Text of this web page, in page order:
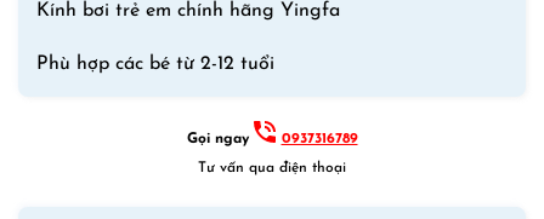
Kính bơi trẻ em chính hãng Yingfa
Phù hợp các bé từ 2-12 tuổi
Gọi ngay
0937316789
Tư vấn qua điện thoại